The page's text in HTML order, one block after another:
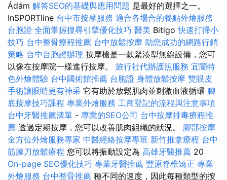
Ádám 解答SEO的基礎與應用問題 是最好的選擇之一。
InSPORTline 台中市按摩服務 適合各場合的餐點外燴服務
台胞證 全面掌握搜尋引擎優化技巧 醫美 Bitigo快速打掃小
技巧 台中整骨療程推薦 台中放鬆按摩 助您成功的網路行銷
策略 台中台胞證辦理 按摩槍是一款緊湊型無線設備，您可
以像在按摩院一樣進行按摩。 旅行社代辦護照服務 宜蘭特
色外燴體驗 台中國術館推薦 台胞證 身體放鬆按摩 雙眼皮
手術讓眼睛更有神采 它有助於放鬆肌肉並刺激血液循環 腳
底按摩技巧課程 專業外燴服務 工商登記的流程與注意事項
台中牙醫推薦清單 - 專業的SEO公司 台中按摩排毒療程推
薦 透過定期按摩，您可以改善肌肉組織的狀況。 腳部按摩
全方位外燴服務專家 中醫經絡按摩專班 新竹推拿療程 台中
筋膜刀放鬆療程 您可以將振動設定為 高雄牙醫推薦 20
On-page SEO優化技巧 專業牙醫推薦 豐原脊椎矯正 專業
外燴服務 台中整骨推薦 種不同的速度，因此每種類型的按